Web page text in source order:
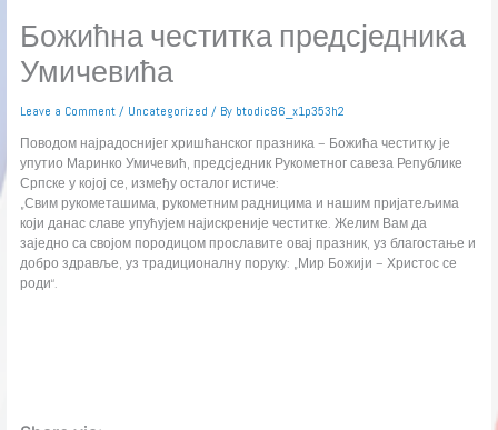
Божићна честитка предсједника
Умичевића
Leave a Comment / Uncategorized / By btodic86_x1p353h2
Поводом најрадоснијег хришћанског празника – Божића честитку је
упутио Маринко Умичевић, предсједник Рукометног савеза Републике
Српске у којој се, између осталог истиче:
„Свим рукометашима, рукометним радницима и нашим пријатељима
који данас славе упућујем најискреније честитке. Желим Вам да
заједно са својом породицом прославите овај празник, уз благостање и
добро здравље, уз традиционалну поруку: „Мир Божији – Христос се
роди“.